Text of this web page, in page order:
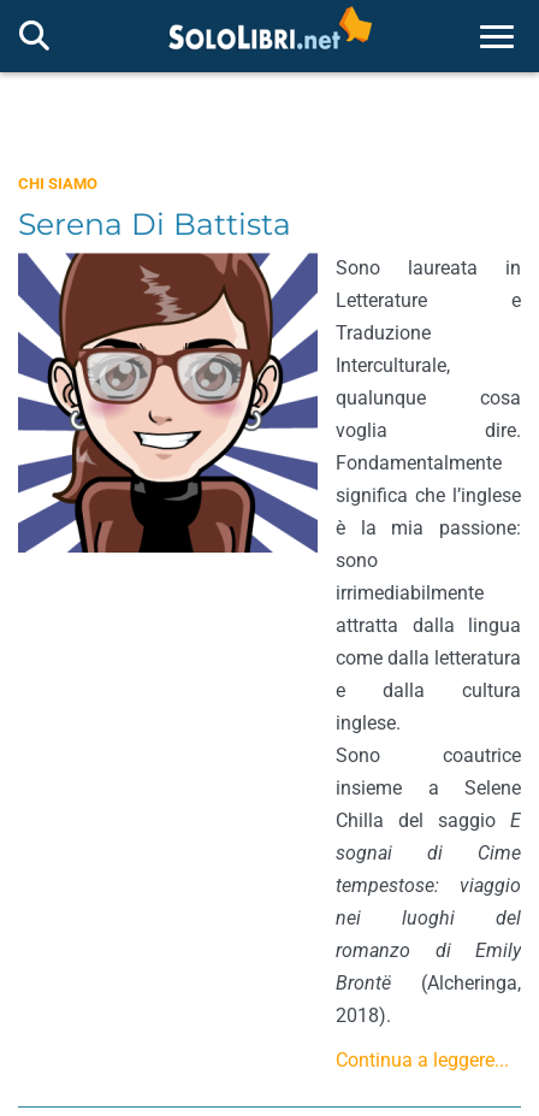
CHI SIAMO
Serena Di Battista
Sono laureata in
Letterature e
Traduzione
Interculturale,
qualunque cosa
voglia dire.
Fondamentalmente
significa che l’inglese
è la mia passione:
sono
irrimediabilmente
attratta dalla lingua
come dalla letteratura
e dalla cultura
inglese.
Sono coautrice
insieme a Selene
Chilla del saggio E
sognai di Cime
tempestose: viaggio
nei luoghi del
romanzo di Emily
Brontë (Alcheringa,
2018).
Continua a leggere...